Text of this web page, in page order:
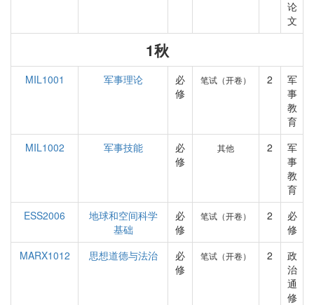
论
文
1秋
MIL1001 军事理论
必
修
笔试（开卷） 2
军
事
教
育
MIL1002
军事技能
必
修
其他 2
军
事
教
育
ESS2006
地球和空间科学
基础
必
修
笔试（开卷） 2
必
修
MARX1012
思想道德与法治
必
修
笔试（开卷） 2
政
治
通
修